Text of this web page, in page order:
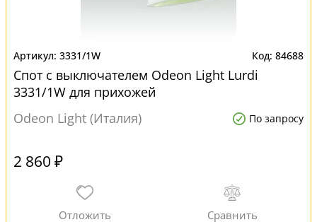
3331/1W 84688
Спот с выключателем Odeon Light Lurdi
3331/1W для прихожей
Odeon Light (Италия)
По запросу
2 860 ₽